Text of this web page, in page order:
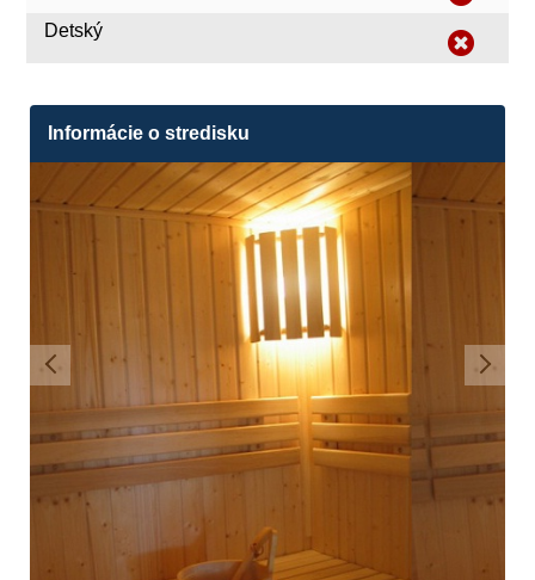
Detský
Informácie o stredisku